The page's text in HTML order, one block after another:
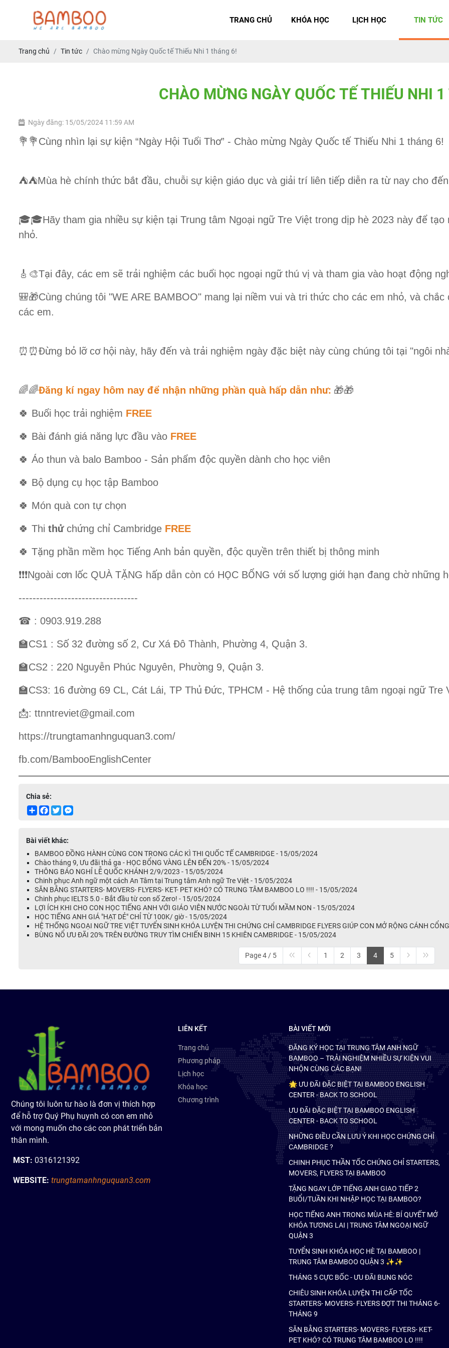
TRANG CHỦ KHÓA HỌC LỊCH HỌC TIN TỨC
Trang chủ Tin tức Chào mừng Ngày Quốc tế Thiếu Nhi 1 tháng 6!
CHÀO MỪNG NGÀY QUỐC TẾ THIẾU NHI 1
Ngày đăng: 15/05/2024 11:59 AM
💐💐Cùng nhìn l ại sựkiện “Ngày Hội Tuổi Thơ” - Chào mừng Ngày Quốc tế Thiếu Nhi 1 tháng 6!
⛺️⛺️Mùa hè chính thức bắt đầu, chuỗi sựkiện giáo dục và giải trí liên tiếp diễn ra từnay cho đế
🎓🎓Hãy tham gia nhiều sựkiện tại Trung tâm Ngoại ngữTre Việt trong dịp hè 2023 này để tạo
nhỏ.
🎸🎨Tại đây, các em sẽ trải nghiệm các buổi học ngoại ngữthú vị và tham gia vào hoạt động
🎒🎁Cùng chúng tôi "WE ARE BAMBOO" mang l ại niềm vui và tri thức cho các em nhỏ, và chắc
các em.
⏰⏰Đừng bỏ ỡcơhội này, hãy đến và trải nghiệm ngày đặc biệt này cùng chúng tôi tại "ngôi
🌈🌈Đăng kí ngay hôm nay để nhận những phần quà hấp dẫn như: 🎁🎁
🍀 Buổi học trải nghiệm FREE
🍀 Bài đánh giá năng l ực đầu vào FREE
🍀 Áo thun và balo Bamboo - Sản phẩm độc quyền dành cho học viên
🍀 Bộ dụng cụ học tập Bamboo
🍀 Món quà con tựchọn
🍀 Thi thửchứng chỉ Cambridge FREE
🍀 Tặng phần mềm học Tiếng Anh bản quyền, độc quyền trên thiết bị thông minh
❗❗❗️Ngoài cơn l ốc QUÀ TẶNG hấp dẫn còn có HỌC BỔNG với số ượng giới hạn đang chờnhững h
----------------------------------
☎ : 0903.919.288
🏫CS1 : Số 32 đường số 2, CưXá Đô Thành, Phường 4, Quận 3.
🏫CS2 : 220 Nguyễn Phúc Nguyên, Phường 9, Quận 3.
🏫CS3: 16 đường 69 CL, Cát Lái, TP Thủ Đức, TPHCM - Hệ thống của trung tâm ngoại ngữTre
📩: ttnntreviet@gmail.com
https://trungtamanhnguquan3.com/
fb.com/BambooEnglishCenter
Chia sẻ:
ShareFacebook
Twitter
Bài viết khác:
BAMBOO ĐỒNG HÀNH CÙNG CON TRONG CÁC KÌ THI QUỐC TẾ CAMBRIDGE - 15/05/2024
Chào tháng 9, Ưu đãi thả ga - HỌC BỔNG VÀNG LÊN ĐẾN 20% - 15/05/2024
THÔNG BÁO NGHỈ LỄ QUỐC KHÁNH 2/9/2023 - 15/05/2024
Chinh phục Anh ngữ một cách An Tâm tại Trung tâm Anh ngữ Tre Việt - 15/05/2024
SĂN BẰNG STARTERS- MOVERS- FLYERS- KET- PET KHÓ? CÓ TRUNG TÂM BAMBOO LO !!!! - 15/05/2024
Chinh phục IELTS 5.0 - Bắt đầu từ con số Zero! - 15/05/2024
LỢI ÍCH KHI CHO CON HỌC TIẾNG ANH VỚI GIÁO VIÊN NƯỚC NGOÀI TỪ TUỔI MẦM NON - 15/05/2024
HỌC TIẾNG ANH GIÁ "HẠT DẺ" CHỈ TỪ 100K/ giờ - 15/05/2024
HỆ THỐNG NGOẠI NGỮ TRE VIỆT TUYỂN SINH KHÓA LUYỆN THI CHỨNG CHỈ CAMBRIDGE FLYERS GIÚP CON MỞ RỘNG CÁNH
BÙNG NỔ ƯU ĐÃI 20% TRÊN ĐƯỜNG TRUY TÌM CHIẾN BINH 15 KHIÊN CAMBRIDGE - 15/05/2024
Page 4 / 5 1 2 3 4 5
Chúng tôi luôn tư hào là đơn vị thích hợp
để hỗ trợ Quý Phụ huynh có con em nhỏ
với mong muốn cho các con phát triển bản
thân mình.
MST: 0316121392
WEBSITE: trungtamanhnguquan3.com
LIÊN KẾT
Trang chủ
Phương pháp
Lịch học
Khóa học
Chương trình
BÀI VIẾT MỚI
ĐĂNG KÝ HỌC TẠI TRUNG TÂM ANH NGỮ
BAMBOO – TRẢI NGHIỆM NHIỀU SỰ KIỆN VUI
NHỘN CÙNG CÁC BẠN!
🌟 ƯU ĐÃI ĐẶC BIỆT TẠI BAMBOO ENGLISH
CENTER - BACK TO SCHOOL
ƯU ĐÃI ĐẶC BIỆT TẠI BAMBOO ENGLISH
CENTER - BACK TO SCHOOL
NHỮNG ĐIỀU CẦN LƯU Ý KHI HỌC CHỨNG CHỈ
CAMBRIDGE ?
CHINH PHỤC THẦN TỐC CHỨNG CHỈ STARTERS,
MOVERS, FLYERS TẠI BAMBOO
TẶNG NGAY LỚP TIẾNG ANH GIAO TIẾP 2
BUỔI/TUẦN KHI NHẬP HỌC TẠI BAMBOO?
HỌC TIẾNG ANH TRONG MÙA HÈ: BÍ QUYẾT MỞ
KHÓA TƯƠNG LAI | TRUNG TÂM NGOẠI NGỮ
QUẬN 3
TUYỂN SINH KHÓA HỌC HÈ TẠI BAMBOO |
TRUNG TÂM BAMBOO QUẬN 3 ✨✨
THÁNG 5 CỰC BỐC - ƯU ĐÃI BUNG NÓC
CHIÊU SINH KHÓA LUYỆN THI CẤP TỐC
STARTERS- MOVERS- FLYERS ĐỢT THI THÁNG 6-
THÁNG 9
SĂN BẰNG STARTERS- MOVERS- FLYERS- KET-
PET KHÓ? CÓ TRUNG TÂM BAMBOO LO !!!!